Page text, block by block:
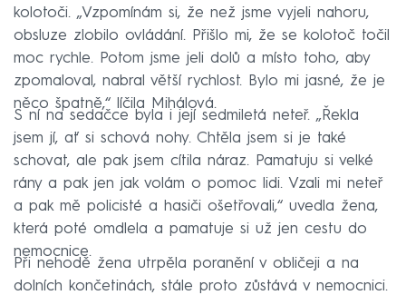
kolotoči. „Vzpomínám si, že než jsme vyjeli nahoru,
obsluze zlobilo ovládání. Přišlo mi, že se kolotoč točil
moc rychle. Potom jsme jeli dolů a místo toho, aby
zpomaloval, nabral větší rychlost. Bylo mi jasné, že je
něco špatně,“ líčila Mihálová.
S ní na sedačce byla i její sedmiletá neteř. „Řekla
jsem jí, ať si schová nohy. Chtěla jsem si je také
schovat, ale pak jsem cítila náraz. Pamatuju si velké
rány a pak jen jak volám o pomoc lidi. Vzali mi neteř
a pak mě policisté a hasiči ošetřovali,“ uvedla žena,
která poté omdlela a pamatuje si už jen cestu do
nemocnice.
Při nehodě žena utrpěla poranění v obličeji a na
dolních končetinách, stále proto zůstává v nemocnici.